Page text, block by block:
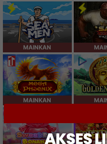
MAINKAN
MAINKAN